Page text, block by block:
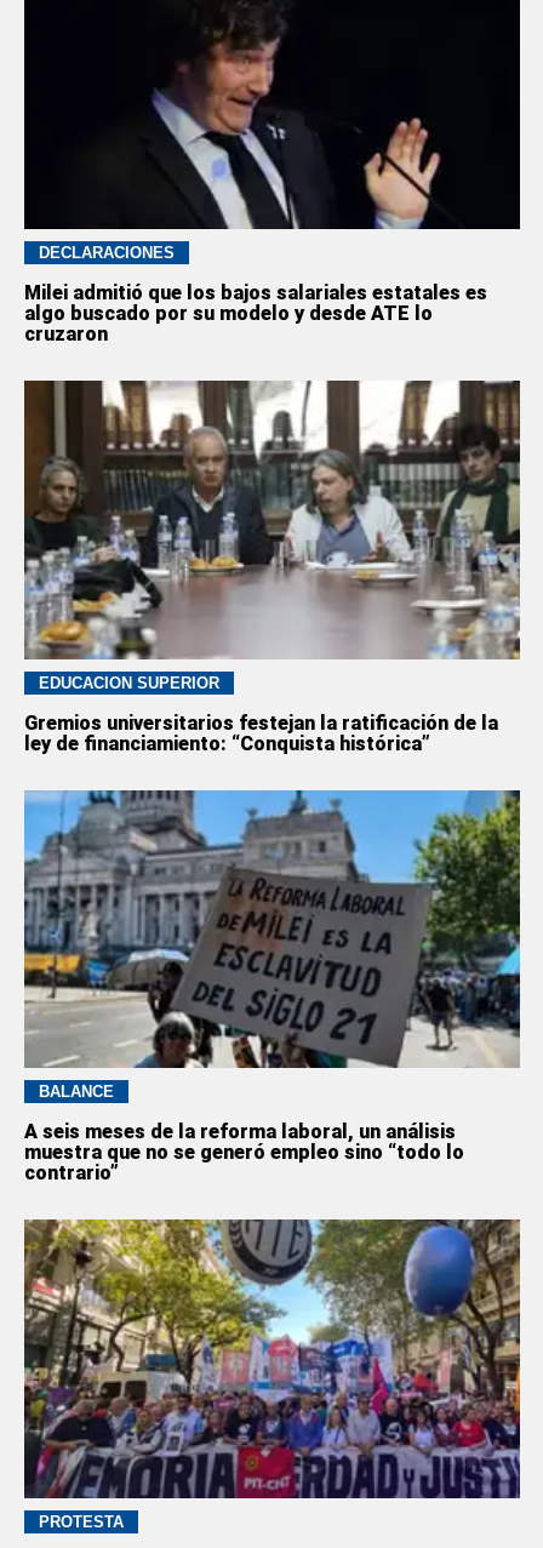
DECLARACIONES
Milei admitió que los bajos salariales estatales es
algo buscado por su modelo y desde ATE lo
cruzaron
EDUCACION SUPERIOR
Gremios universitarios festejan la ratificación de la
ley de financiamiento: “Conquista histórica”
BALANCE
A seis meses de la reforma laboral, un análisis
muestra que no se generó empleo sino “todo lo
contrario”
PROTESTA